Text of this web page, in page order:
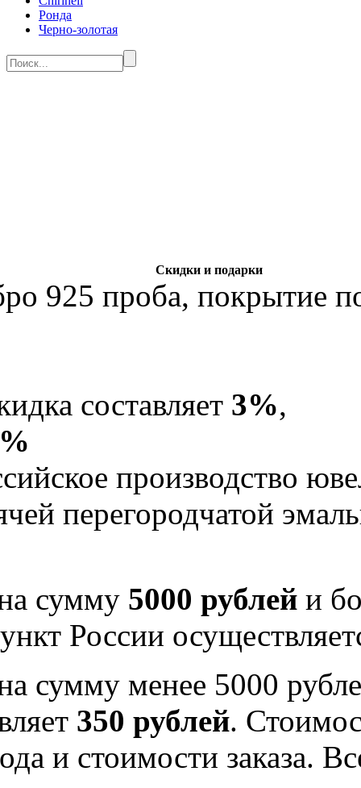
Ронда
Черно-золотая
Скидки и подарки
925 проба, покрытие
составляет 3%,
производство
перегородчатой
сумму 5000 рублей и
России
сумму менее 5000
350 рублей.
и стоимости заказа.